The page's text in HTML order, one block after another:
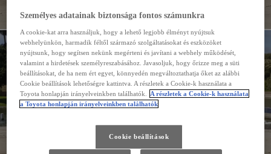
Személyes adatainak biztonsága fontos számunkra
A cookie-kat arra használjuk, hogy a lehető legjobb élményt nyújtsuk
webhelyünkön, harmadik féltől származó szolgáltatásokat és eszközöket
nyújtsunk, hogy segítsen nekünk megérteni és javítani a webhely működését,
valamint a hirdetések személyreszabásához. Javasoljuk, hogy őrizze meg a süti
beállításokat, de ha nem ért egyet, könnyedén megváltoztathatja őket az alábbi
Cookie beállítások lehetőségre kattintva. A részletek a Cookie-k használata a
Toyota honlapján irányelveinkben találhatók.
A részletek a Cookie-k használata
a Toyota honlapján irányelveinkben találhatók
Cookie beállítások